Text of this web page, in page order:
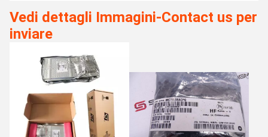
Vedi dettagli Immagini-Contact us per
inviare